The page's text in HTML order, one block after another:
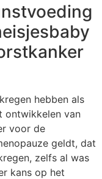
hebben als
ontwikkelen van
voor de
geldt, dat
zelfs al was
kans op het